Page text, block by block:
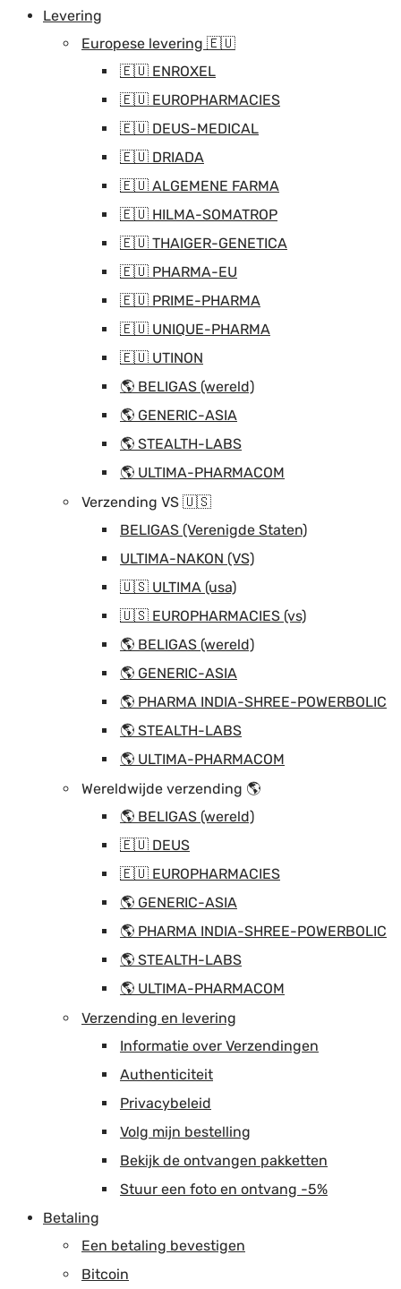
Levering
Europese levering 🇪🇺
🇪🇺 ENROXEL
🇪🇺 EUROPHARMACIES
🇪🇺 DEUS-MEDICAL
🇪🇺 DRIADA
🇪🇺 ALGEMENE FARMA
🇪🇺 HILMA-SOMATROP
🇪🇺 THAIGER-GENETICA
🇪🇺 PHARMA-EU
🇪🇺 PRIME-PHARMA
🇪🇺 UNIQUE-PHARMA
🇪🇺 UTINON
🌎 BELIGAS (wereld)
🌎 GENERIC-ASIA
🌎 STEALTH-LABS
🌎 ULTIMA-PHARMACOM
Verzending VS 🇺🇸
BELIGAS (Verenigde Staten)
ULTIMA-NAKON (VS)
🇺🇸 ULTIMA (usa)
🇺🇸 EUROPHARMACIES (vs)
🌎 BELIGAS (wereld)
🌎 GENERIC-ASIA
🌎 PHARMA INDIA-SHREE-POWERBOLIC
🌎 STEALTH-LABS
🌎 ULTIMA-PHARMACOM
Wereldwijde verzending 🌎
🌎 BELIGAS (wereld)
🇪🇺 DEUS
🇪🇺 EUROPHARMACIES
🌎 GENERIC-ASIA
🌎 PHARMA INDIA-SHREE-POWERBOLIC
🌎 STEALTH-LABS
🌎 ULTIMA-PHARMACOM
Verzending en levering
Informatie over Verzendingen
Authenticiteit
Privacybeleid
Volg mijn bestelling
Bekijk de ontvangen pakketten
Stuur een foto en ontvang -5%
Betaling
Een betaling bevestigen
Bitcoin